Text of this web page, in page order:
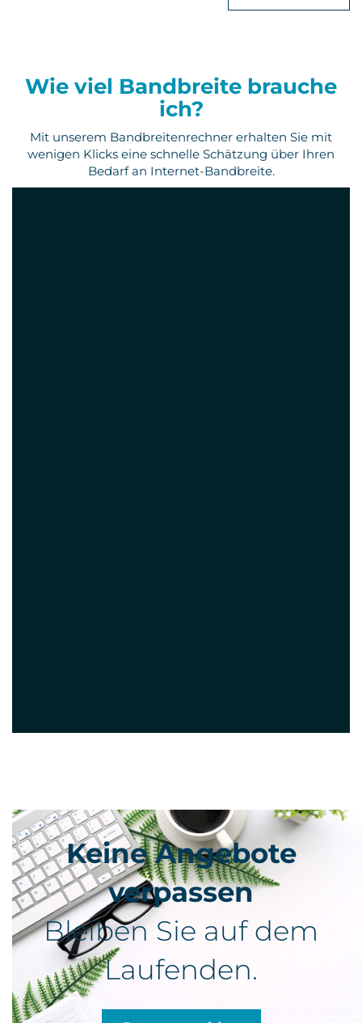
Wie viel Bandbreite brauche
ich?
Mit unserem Bandbreitenrechner erhalten Sie mit
wenigen Klicks eine schnelle Schätzung über Ihren
Bedarf an Internet-Bandbreite.
Keine Angebote
verpassen
Bleiben Sie auf dem
Laufenden.